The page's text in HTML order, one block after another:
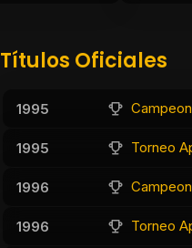
Títulos Oficiales
1995
1995 Torneo
1996
1996 Torneo